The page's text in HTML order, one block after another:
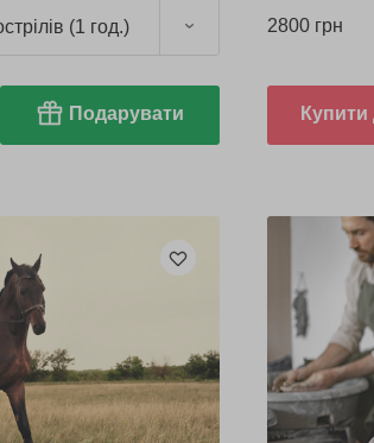
(1 год.)
Подарувати
2800 грн
Купити